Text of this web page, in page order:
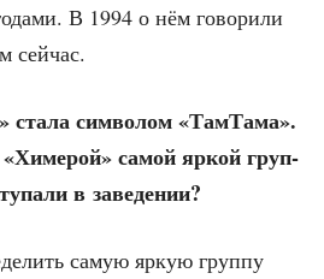
В 1994 о нём гово­ри­ли
сейчас.
сим­во­лом «Там­Та­ма».
самой яркой груп­
в заведении?
самую яркую груп­пу